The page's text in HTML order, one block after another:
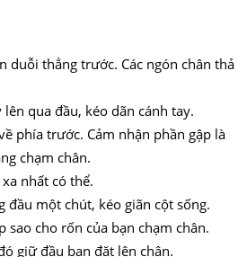
duỗi thẳng trước. Các ngón chân thả
qua đầu, kéo dãn cánh tay.
phía trước. Cảm nhận phần gập là
chạm chân.
nhất có thể.
đầu một chút, kéo giãn cột sống.
sao cho rốn của bạn chạm chân.
giữ đầu bạn đặt lên chân.